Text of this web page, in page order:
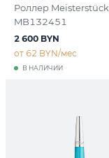
Роллер Meisterstück
MB132451
В НАЛИЧИИ
2 600 BYN
от 62 BYN/мес